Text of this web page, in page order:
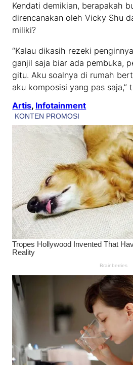
Kendati demikian, berapakah
direncanakan oleh Vicky Shu
miliki?
“Kalau dikasih rezeki
ganjil saja biar ada pembuka,
gitu. Aku soalnya di rumah
aku komposisi yang pas saja,”
Artis, Infotainment